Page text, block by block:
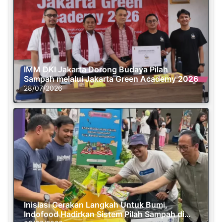
IMM DKI Jakarta Dorong Budaya Pilah
Sampah melalui Jakarta Green Academy 2026
28/07/2026
Inisiasi Gerakan Langkah Untuk Bumi,
Indofood Hadirkan Sistem Pilah Sampah di